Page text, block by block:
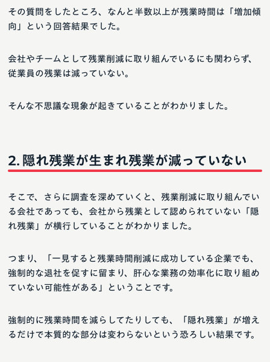
その質問をしたところ、なんと半数以上が残業時間は「増加傾
向」という回答結果でした。
会社やチームとして残業削減に取り組んでいるにも関わらず、
従業員の残業は減っていない。
そんな不思議な現象が起きていることがわかりました。
隠れ残業が生まれ残業が減っていない
そこで、さらに調査を深めていくと、残業削減に取り組んでい
る会社であっても、会社から残業として認められていない「隠
れ残業」が横行していることがわかりました。
つまり、「一見すると残業時間削減に成功している企業でも、
強制的な退社を促すに留まり、肝心な業務の効率化に取り組め
ていない可能性がある」ということです。
強制的に残業時間を減らしてたりしても、「隠れ残業」が増え
るだけで本質的な部分は変わらないという恐ろしい結果です。